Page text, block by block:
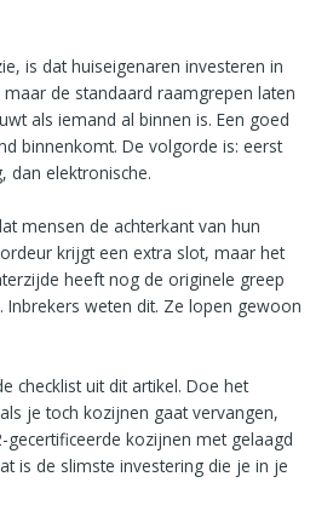
is dat huiseigenaren investeren in
de standaard raamgrepen laten
als iemand al binnen is. Een goed
binnenkomt. De volgorde is: eerst
dan elektronische.
mensen de achterkant van hun
krijgt een extra slot, maar het
heeft nog de originele greep
Inbrekers weten dit. Ze lopen gewoon
checklist uit dit artikel. Doe het
je toch kozijnen gaat vervangen,
gecertificeerde kozijnen met gelaagd
is de slimste investering die je in je